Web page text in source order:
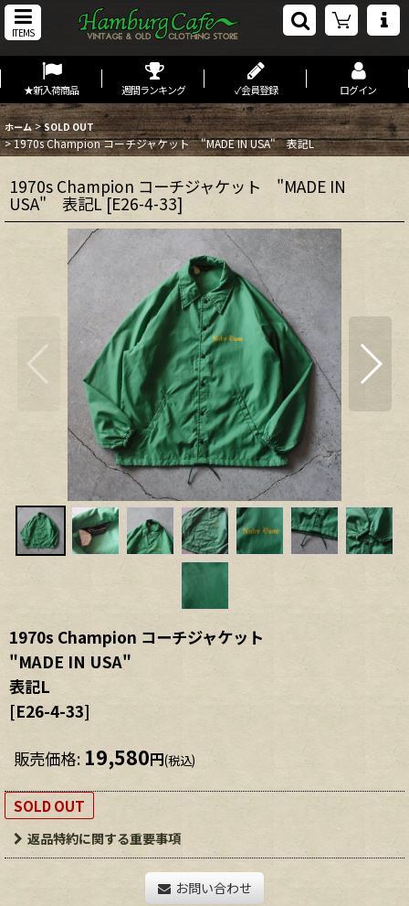
ITEMS
★新入荷商品 週間ランキング ✓会員登録 ログイン
ホーム > SOLD OUT
>1970s Champion コーチジャケット "MADE IN USA" 表記L
1970s Champion コーチジャケット "MADE IN
USA" 表記L [E26-4-33]
1970s Champion コーチジャケット
"MADE IN USA"
表記L
[E26-4-33]
販売価格: 19,580円(税込)
SOLD OUT
返品特約に関する重要事項
お問い合わせ